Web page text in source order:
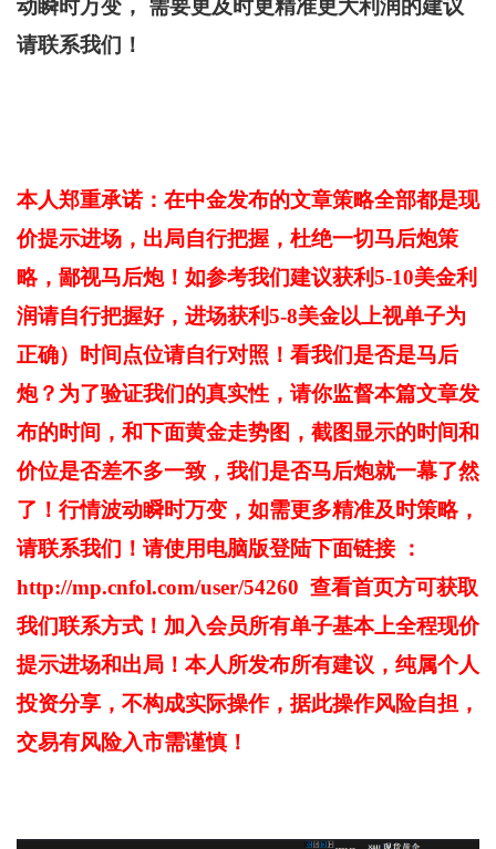
动瞬时万变， 需要更及时更精准更大利润的建议
请联系我们！
本人郑重承诺：在中金发布的文章策略全部都是现
价提示进场，出局自行把握，杜绝一切马后炮策
略，鄙视马后炮！如参考我们建议获利5-10美金利
润请自行把握好，进场获利5-8美金以上视单子为
正确）时间点位请自行对照！看我们是否是马后
炮？为了验证我们的真实性，请你监督本篇文章发
布的时间，和下面黄金走势图，截图显示的时间和
价位是否差不多一致，我们是否马后炮就一幕了然
了！行情波动瞬时万变，如需更多精准及时策略，
请联系我们！请使用电脑版登陆下面链接 ：
http://mp.cnfol.com/user/54260 查看首页方可获取
我们联系方式！加入会员所有单子基本上全程现价
提示进场和出局！ 本人所发布所有建议，纯属个人
投资分享，不构成实际操作，据此操作风险自担，
交易有风险入市需谨慎！